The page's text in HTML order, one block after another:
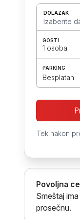
DOLAZAK
Izaberite
GOSTI
1 osoba
PARKING
Besplatan
Tek nakon
Povoljna
Smeštaj
prosečnu.